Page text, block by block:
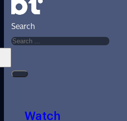
Search
Watch